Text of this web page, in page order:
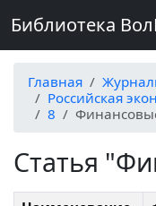
Библиотека
Главная
Российская
8
Статья